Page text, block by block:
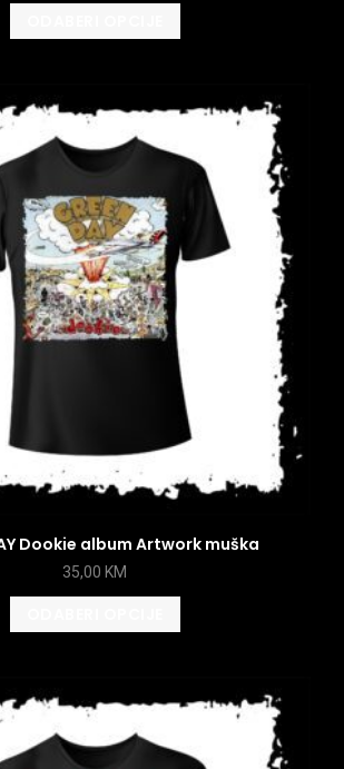
Dookie album Artwork muška
35,00 KM